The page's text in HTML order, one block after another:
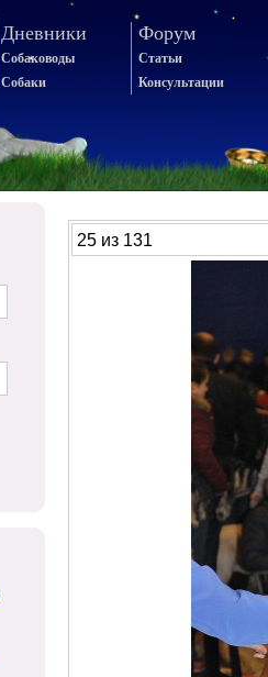
Дневники
Собаководы
Собаки
Форум
Статьи
Консультации
25 из 131